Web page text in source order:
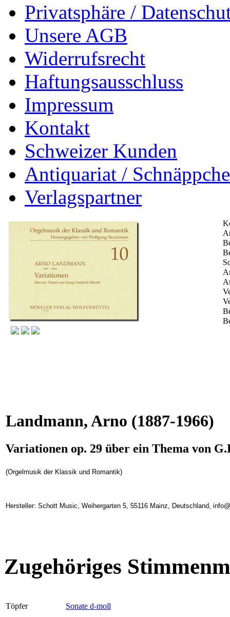
Privatsphäre /
Unsere AGB
Widerrufsrecht
Haftungsausschluss
Impressum
Kontakt
Schweizer Kunden
Antiquariat /
Verlagspartner
Landmann, Arno (1887-1966)
Variationen op. 29 über ein Thema von
(Orgelmusik der Klassik und Romantik)
Hersteller: Schott Music, Weihergarten 5, 55116 Mainz, Deutschland,
Zugehöriges
Töpfer Sonate d-moll